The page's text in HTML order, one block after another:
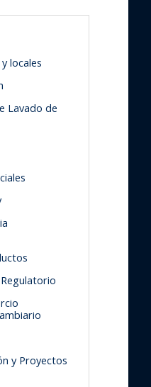
locales
Lavado de
y Proyectos